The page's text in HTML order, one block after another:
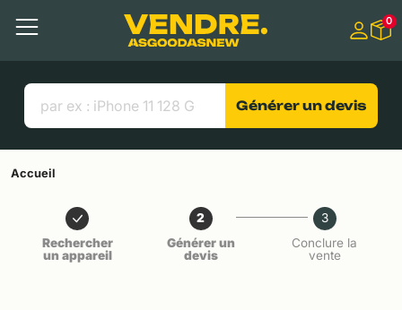
Contenu principal
Menu
Liens utiles
0
Générer un devis
Accueil
Rechercher
un appareil
2
Générer un
devis
3
Conclure la
vente